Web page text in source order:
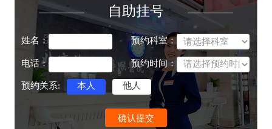
自助挂号
姓名： 预约科室：
电话： 预约时间：
预约关系: 本人 他人